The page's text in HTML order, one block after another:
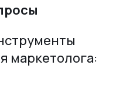
маркетолога: